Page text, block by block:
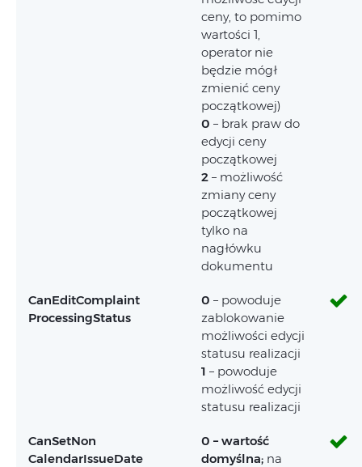
ceny, to pomimo
wartości 1,
operator nie
będzie mógł
zmienić ceny
początkowej)
0 – brak praw do
edycji ceny
początkowej
2 – możliwość
zmiany ceny
początkowej
tylko na
nagłówku
dokumentu
CanEditComplaint
ProcessingStatus
0 – powoduje
zablokowanie
możliwości edycji
statusu realizacji
1 – powoduje
możliwość edycji
statusu realizacji
CanSetNon
CalendarIssueDate
0 – wartość
domyślna; na